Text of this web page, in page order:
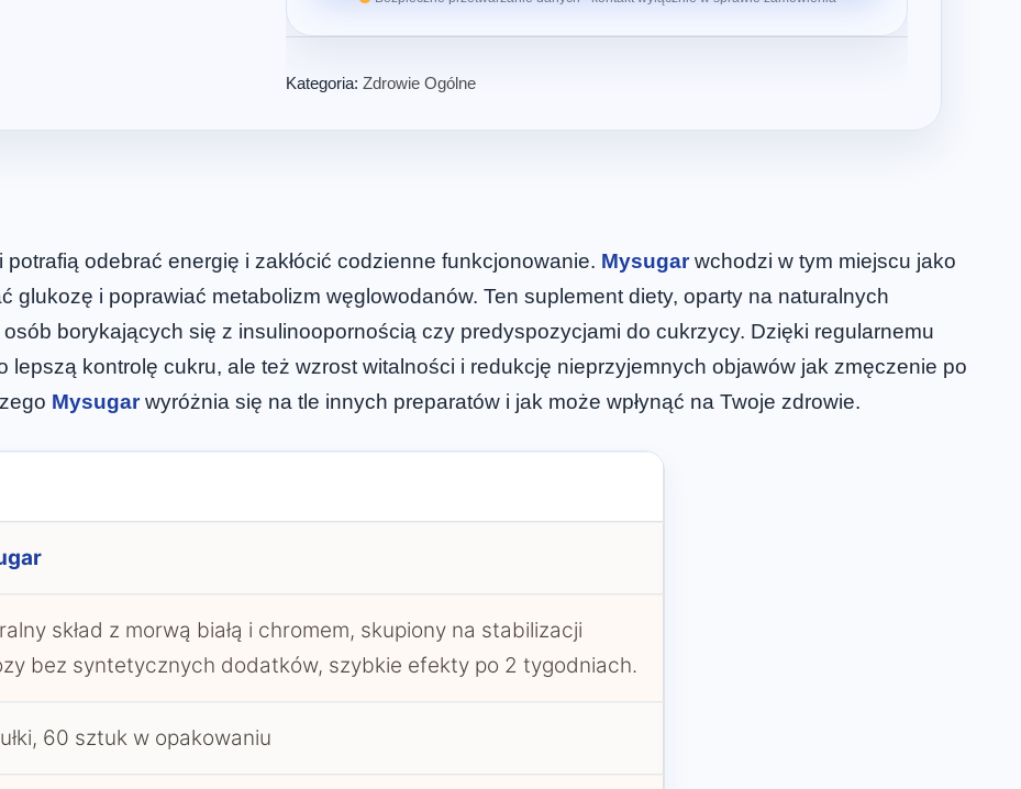
Kategoria:Zdrowie Ogólne
odebrać energię i zakłócić codzienne funkcjonowanie. Mysugarwchodzi w tym miejscu jako
glukozę i poprawiać metabolizm węglowodanów. Ten suplement diety, oparty na naturalnych
borykających się z insulinoopornością czy predyspozycjami do cukrzycy. Dzięki regularnemu
kontrolę cukru, ale też wzrost witalności i redukcję nieprzyjemnych objawów jak zmęczenie po
Mysugarwyróżnia się na tle innych preparatów i jak może wpłynąć na Twoje zdrowie.
skład z morwą białą i chromem, skupiony na stabilizacji
bez syntetycznych dodatków, szybkie efekty po 2 tygodniach.
60 sztuk w opakowaniu